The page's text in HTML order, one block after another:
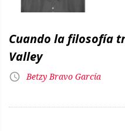
Cuando la filosofía
Valley
Betzy Bravo García